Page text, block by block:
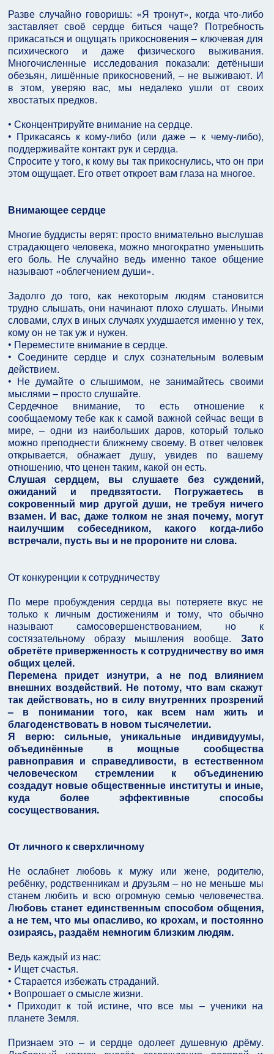
Разве случайно говоришь: «Я тронут», когда что-либо
заставляет своё сердце биться чаще? Потребность
прикасаться и ощущать прикосновения – ключевая для
психического и даже физического выживания.
Многочисленные исследования показали: детёныши
обезьян, лишённые прикосновений, – не выживают. И
в этом, уверяю вас, мы недалеко ушли от своих
хвостатых предков.
• Сконцентрируйте внимание на сердце.
• Прикасаясь к кому-либо (или даже – к чему-либо),
поддерживайте контакт рук и сердца.
Спросите у того, к кому вы так прикоснулись, что он при
этом ощущает. Его ответ откроет вам глаза на многое.
Внимающее сердце
Многие буддисты верят: просто внимательно выслушав
страдающего человека, можно многократно уменьшить
его боль. Не случайно ведь именно такое общение
называют «облегчением души».
Задолго до того, как некоторым людям становится
трудно слышать, они начинают плохо слушать. Иными
словами, слух в иных случаях ухудшается именно у тех,
кому он не так уж и нужен.
• Переместите внимание в сердце.
• Соедините сердце и слух сознательным волевым
действием.
• Не думайте о слышимом, не занимайтесь своими
мыслями – просто слушайте.
Сердечное внимание, то есть отношение к
сообщаемому тебе как к самой важной сейчас вещи в
мире, – одни из наибольших даров, который только
можно преподнести ближнему своему. В ответ человек
открывается, обнажает душу, увидев по вашему
отношению, что ценен таким, какой он есть.
Слушая сердцем, вы слушаете без суждений,
ожиданий и предвзятости. Погружаетесь в
сокровенный мир другой души, не требуя ничего
взамен. И вас, даже толком не зная почему, могут
наилучшим собеседником, какого когда-либо
встречали, пусть вы и не пророните ни слова.
От конкуренции к сотрудничеству
По мере пробуждения сердца вы потеряете вкус не
только к личным достижениям и тому, что обычно
называют самосовершенствованием, но к
состязательному образу мышления вообще. Зато
обретёте приверженность к сотрудничеству во имя
общих целей.
Перемена придет изнутри, а не под влиянием
внешних воздействий. Не потому, что вам скажут
так действовать, но в силу внутренних прозрений
– в понимании того, как всем нам жить и
благоденствовать в новом тысячелетии.
Я верю: сильные, уникальные индивидуумы,
объединённые в мощные сообщества
равноправия и справедливости, в естественном
человеческом стремлении к объединению
создадут новые общественные институты и иные,
куда более эффективные способы
сосуществования.
От личного к сверхличному
Не ослабнет любовь к мужу или жене, родителю,
ребёнку, родственникам и друзьям – но не меньше мы
станем любить и всю огромную семью человечества.
Любовь станет единственным способом общения,
а не тем, что мы опасливо, ко крохам, и постоянно
озираясь, раздаём немногим близким людям.
Ведь каждый из нас:
• Ищет счастья.
• Старается избежать страданий.
• Вопрошает о смысле жизни.
• Приходит к той истине, что все мы – ученики на
планете Земля.
Признаем это – и сердце одолеет душевную дрёму.